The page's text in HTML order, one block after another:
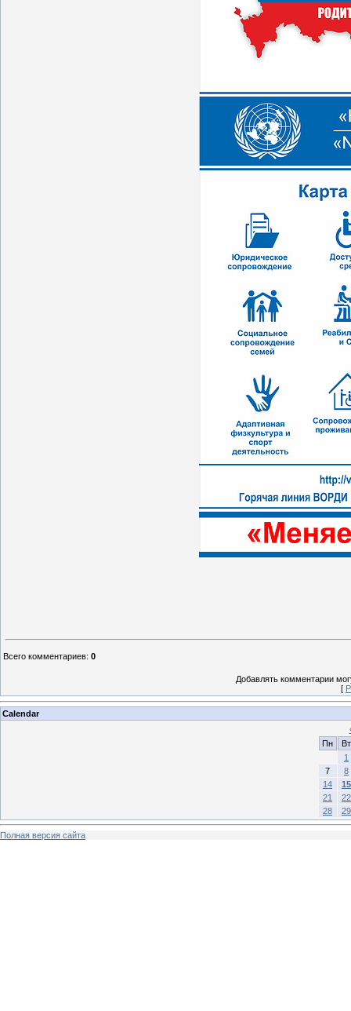
Всего комментариев: 0
Добавлять комментарии
[
Calendar
Пн
Вт
1
7
8
14
15
21
22
28
29
Полная версия сайта